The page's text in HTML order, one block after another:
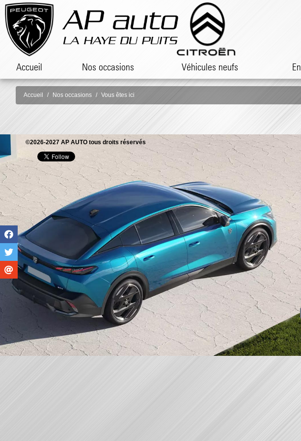
Accueil Nos occasions Véhicules neufs
Accueil Nos occasions Vous êtes ici
©2026-2027 AP AUTO tous droits réservés